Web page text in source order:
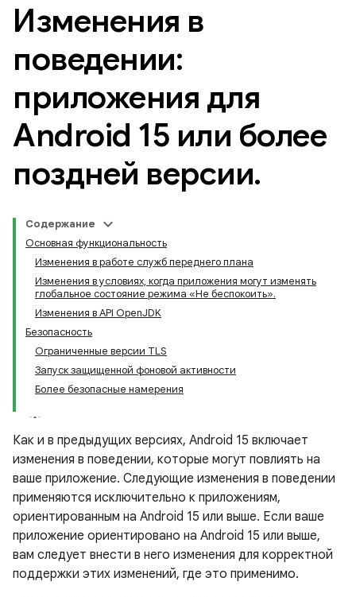
Изменения в
поведении:
приложения для
Android 15 или более
поздней версии.
Содержание
Основная функциональность
Изменения в работе служб переднего плана
Изменения в условиях, когда приложения могут изменять
глобальное состояние режима «Не беспокоить».
Изменения в API OpenJDK
Безопасность
Ограниченные версии TLS
Запуск защищенной фоновой активности
Более безопасные намерения
Как и в предыдущих версиях, Android 15 включает
изменения в поведении, которые могут повлиять на
ваше приложение. Следующие изменения в поведении
применяются исключительно к приложениям,
ориентированным на Android 15 или выше. Если ваше
приложение ориентировано на Android 15 или выше,
вам следует внести в него изменения для корректной
поддержки этих изменений, где это применимо.